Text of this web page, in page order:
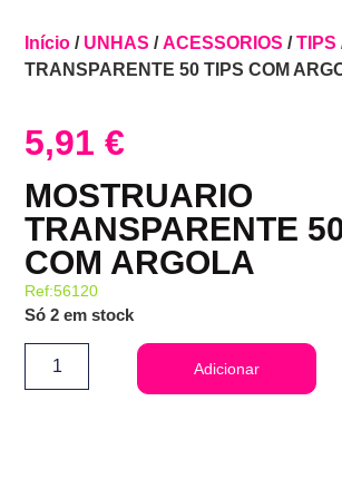
Início / UNHAS /ACESSORIOS /TIPS
TRANSPARENTE 50 TIPS COM
5,91€
MOSTRUARIO
TRANSPARENTE
COM ARGOLA
Ref:56120
Só 2 em stock
Adicionar